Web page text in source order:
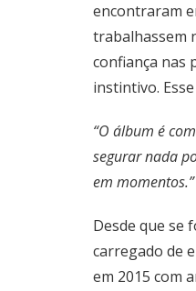
encontraram
trabalhassem
confiança nas
instintivo.
“O álbum é
segurar nada
em momentos.”
Desde que se
carregado de
em 2015 com